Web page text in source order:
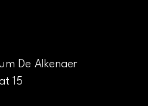
De Alkenaer
15